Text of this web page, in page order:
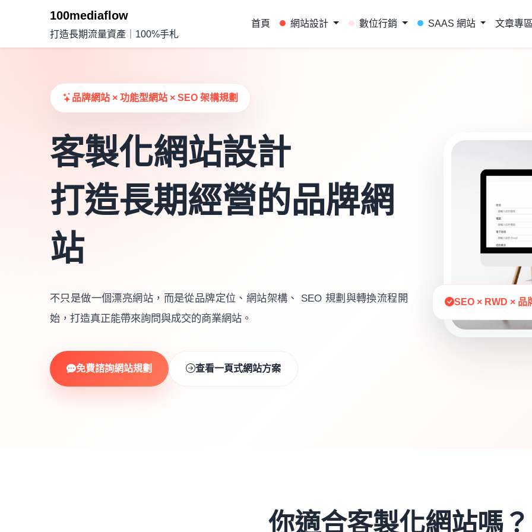
100mediaflow
打造長期流量資產｜100%手札
首頁 網站設計 數位行銷 SAAS 網站 文章專
品牌網站 × 功能型網站 × SEO 架構規劃
客製化網站設計
打造長期經營的品牌網
站
不只是做一個漂亮網站，而是從品牌定位、網站架構、 SEO 規劃與轉換流程開
始，打造真正能帶來詢問與成交的商業網站。
免費諮詢網站規劃 查看一頁式網站方案
SEO × RWD × 品
你適合客製化網站嗎？